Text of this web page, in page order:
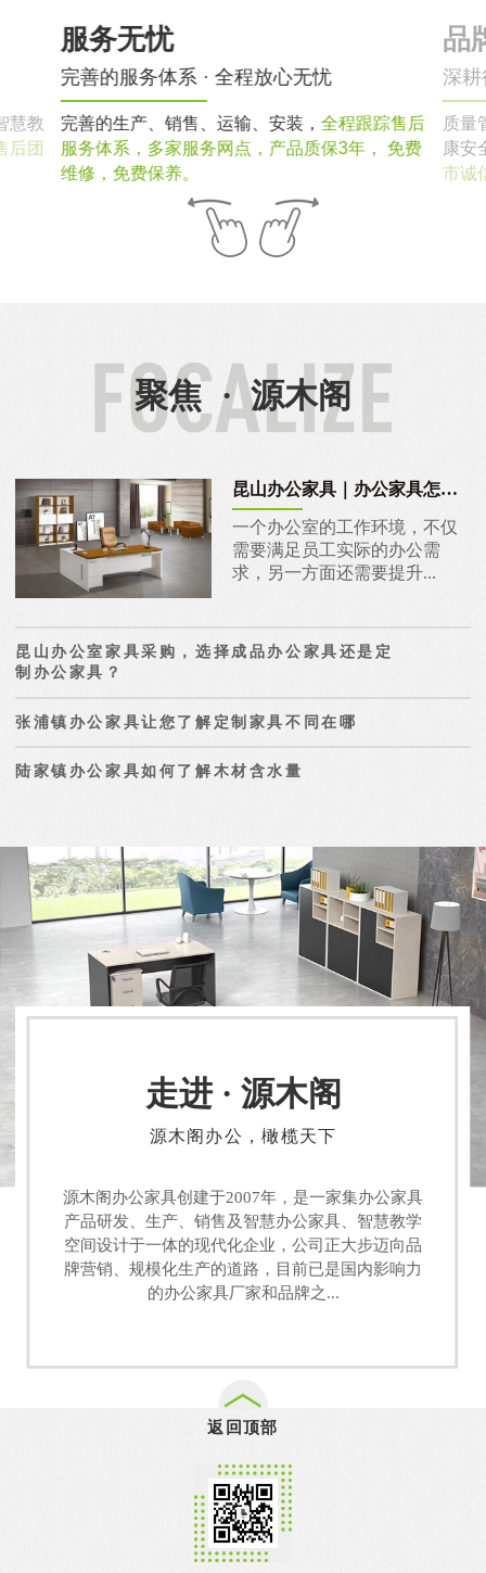
慧教
后团
服务无忧
完善的服务体系 · 全程放心无忧
完善的生产、销售、运输、安装， 全程跟踪售后
服务体系，多家服务网点，产品质保3年， 免费
维修，免费保养。
品
深耕
质量
康安
市诚
聚焦 · 源木阁
昆山办公家具｜办公家具怎么挑？
一个办公室的工作环境，不仅
需要满足员工实际的办公需
求，另一方面还需要提升...
昆山办公室家具采购，选择成品办公家具还是定
制办公家具？
张浦镇办公家具让您了解定制家具不同在哪
陆家镇办公家具如何了解木材含水量
走进 · 源木阁
源木阁办公，橄榄天下
源木阁办公家具创建于2007年，是一家集办公家具
产品研发、生产、销售及智慧办公家具、智慧教学
空间设计于一体的现代化企业，公司正大步迈向品
牌营销、规模化生产的道路，目前已是国内影响力
的办公家具厂家和品牌之...
返回顶部